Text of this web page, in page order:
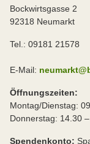
Bockwirtsgasse 2
92318 Neumarkt
Tel.: 09181 21578
E-Mail:
Öffnungszeiten:
Montag/Dienstag:
Donnerstag: 14.30
Spendenkonto: